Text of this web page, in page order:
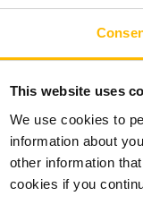
This website uses
We use cookies to
information about
other information
cookies if you
Technické
Batéria
Nabíjač